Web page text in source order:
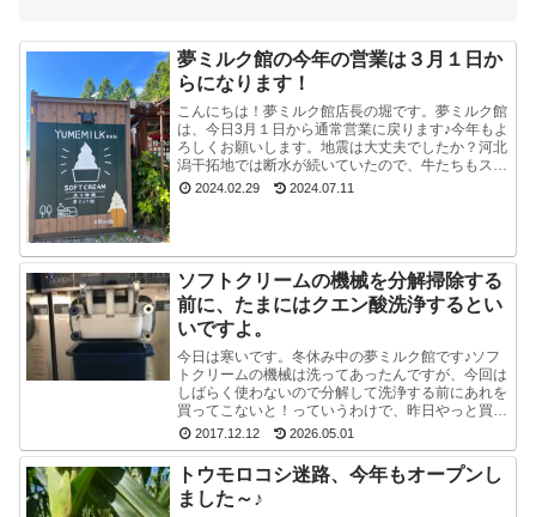
夢ミルク館の今年の営業は３月１日か
らになります！
こんにちは！夢ミルク館店長の堀です。夢ミルク館
は、今日3月１日から通常営業に戻ります♪今年もよ
ろしくお願いします。地震は大丈夫でしたか？河北
潟干拓地では断水が続いていたので、牛たちもスタ
ッフも大変でした。能登半島地震で河北潟干拓地も
2024.02.29 2024.07.11
ソフトクリームの機械を分解掃除する
前に、たまにはクエン酸洗浄するとい
いですよ。
今日は寒いです。冬休み中の夢ミルク館です♪ソフ
トクリームの機械は洗ってあったんですが、今回は
しばらく使わないので分解して洗浄する前にあれを
買ってこないと！っていうわけで、昨日やっと買っ
てきました。ポットのクエン酸洗浄剤。粉末のやつ
です。週1...
2017.12.12 2026.05.01
トウモロコシ迷路、今年もオープンし
ました～♪